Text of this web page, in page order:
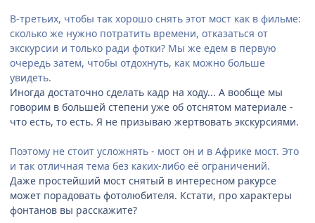
В-третьих, чтобы так хорошо снять этот мост как в фильме:
сколько же нужно потратить времени, отказаться от
экскурсии и только ради фотки? Мы же едем в первую
очередь затем, чтобы отдохнуть, как можно больше
увидеть.
Иногда достаточно сделать кадр на ходу... А вообще мы
говорим в большей степени уже об отснятом материале -
что есть, то есть. Я не призываю жертвовать экскурсиями.
Поэтому не стоит усложнять - мост он и в Африке мост. Это
и так отличная тема без каких-либо её ограничений.
Даже простейший мост снятый в интересном ракурсе
может порадовать фотолюбителя. Кстати, про характеры
фонтанов вы расскажите?